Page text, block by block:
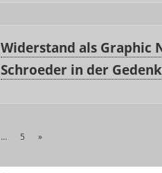
Widerstand als Graphic
Schroeder in der
… 5 »